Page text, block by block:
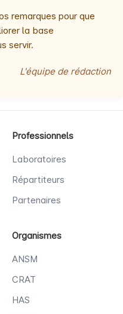
remarques pour que
la base
servir.
L'équipe de rédaction
Professionnels
Laboratoires
Répartiteurs
Partenaires
Organismes
ANSM
CRAT
HAS